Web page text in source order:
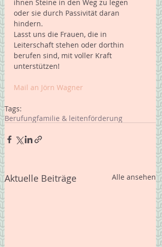
ihnen Steine in den Weg zu legen
oder sie durch Passivität daran
hindern.
Lasst uns die Frauen, die in
Leiterschaft stehen oder dorthin
berufen sind, mit voller Kraft
unterstützen!
Mail an Jörn Wagner
Tags:
Berufungfamilie & leitenförderung
Aktuelle Beiträge Alle ansehen